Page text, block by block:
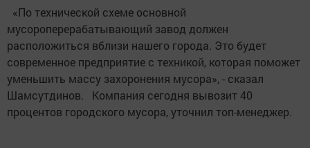
«По технической схеме основной
мусороперерабатывающий завод должен
расположиться вблизи нашего города. Это будет
современное предприятие с техникой, которая поможет
уменьшить массу захоронения мусора», - сказал
Шамсутдинов. Компания сегодня вывозит 40
процентов городского мусора, уточнил топ-менеджер.